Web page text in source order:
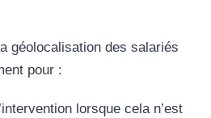
géolocalisation des salariés
pour :
lorsque cela n’est